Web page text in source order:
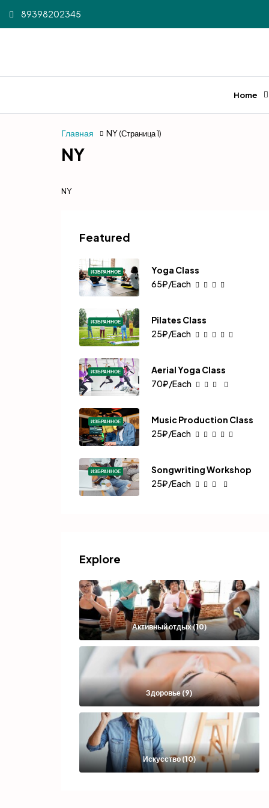
89398202345
Home
Главная NY(Страница 1)
NY
NY
Featured
ИЗБРАННОЕ
Yoga Class
65₽/Each
ИЗБРАННОЕ
Pilates Class
25₽/Each
ИЗБРАННОЕ
Aerial Yoga Class
70₽/Each
ИЗБРАННОЕ
Music Production Class
25₽/Each
ИЗБРАННОЕ
Songwriting Workshop
25₽/Each
Explore
Активный отдых (10)
Здоровье (9)
Искусство (10)